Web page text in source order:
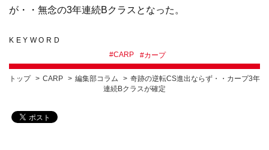
が・・無念の3年連続Bクラスとなった。
KEYWORD
#CARP #カープ
トップ CARP 編集部コラム
奇跡の逆転CS進出ならず・・カープ3年
連続Bクラスが確定